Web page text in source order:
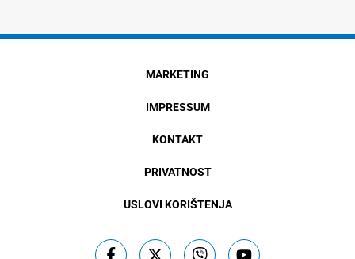
MARKETING
IMPRESSUM
KONTAKT
PRIVATNOST
USLOVI KORIŠTENJA